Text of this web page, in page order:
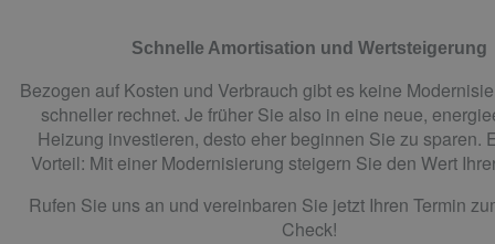
Schnelle Amortisation und Wertsteigerung
Bezogen auf Kosten und Verbrauch gibt es keine
schneller rechnet. Je früher Sie also in eine neue,
Heizung investieren, desto eher beginnen Sie zu sparen.
Vorteil: Mit einer Modernisierung steigern Sie den Wert
Rufen Sie uns an und vereinbaren Sie jetzt Ihren Termin
Check!